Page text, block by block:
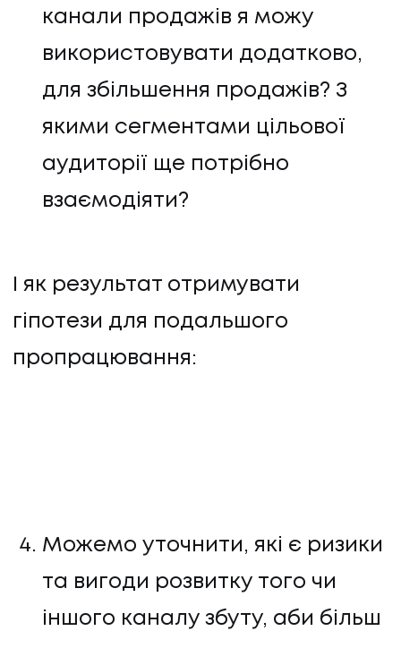
канали продажів я можу
використовувати додатково,
для збільшення продажів? З
якими сегментами цільової
аудиторії ще потрібно
взаємодіяти?
І як результат отримувати
гіпотези для подальшого
пропрацювання:
Можемо уточнити, які є ризики
та вигоди розвитку того чи
іншого каналу збуту, аби більш